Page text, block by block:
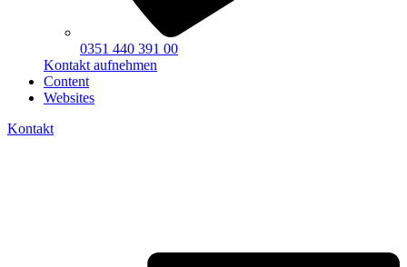
0351 440 391 00
Kontakt aufnehmen
Content
Websites
Kontakt